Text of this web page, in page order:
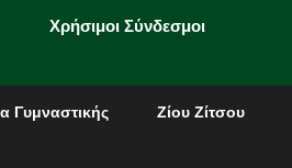
Χρήσιμοι Σύνδεσμοι
Γυμναστικής Ζίου Ζίτσου